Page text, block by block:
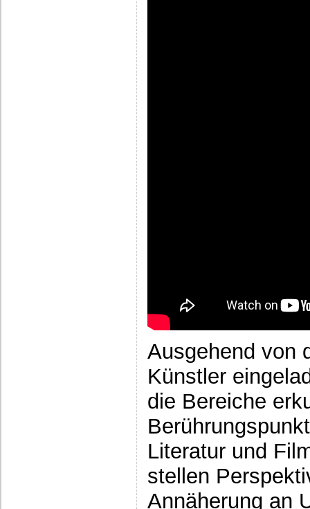
Ausgehend von
Künstler
die Bereiche
Literatur und
stellen
Annäherung an